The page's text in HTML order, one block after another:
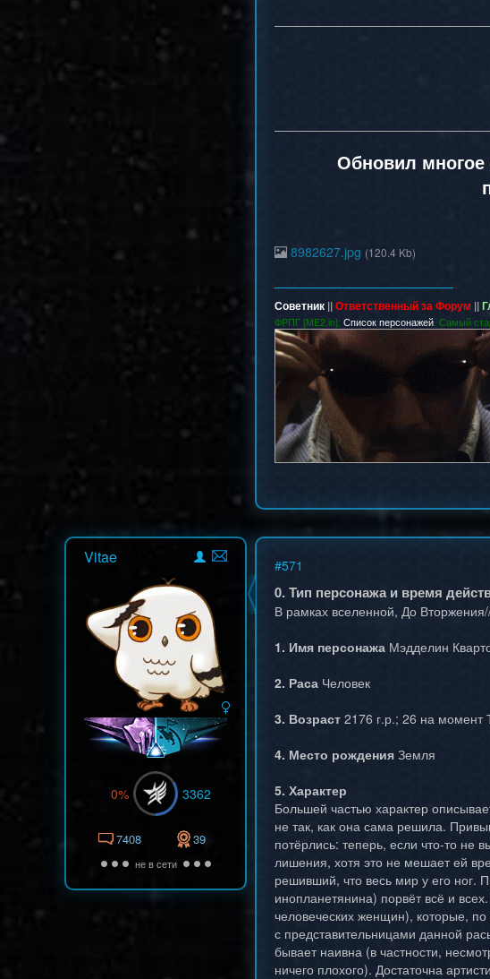
Обновил многое
8982627.jpg (120.4 Kb)
Советник ||Ответственный за Форум ||
ФРПГ [ME2.in]: Список персонажей . Самый
Vitae
0% 3362
7408 39
не в сети
#571
0. Тип персонажа и время
В рамках вселенной, До
1. Имя персонажа Мэдделин
2. Раса Человек
3. Возраст 2176 г.р.; 26 на момент
4. Место рождения Земля
5. Характер
Большей частью характер
не так, как она сама решила.
потёрлись: теперь, если что-то не
лишения, хотя это не мешает ей
решивший, что весь мир у его ног.
инопланетянина) порвёт всё и
человеческих женщин), которые,
с представительницами данной
бывает наивна (в частности,
ничего плохого). Достаточна